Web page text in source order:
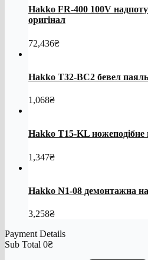
Hakko FR-400 100V
оригінал
72,436₴
Hakko T32-BC2 бевел
1,068₴
Hakko T15-KL ножеподібне
1,347₴
Hakko N1-08 демонтажна
3,258₴
Payment Details
Sub Total 0₴